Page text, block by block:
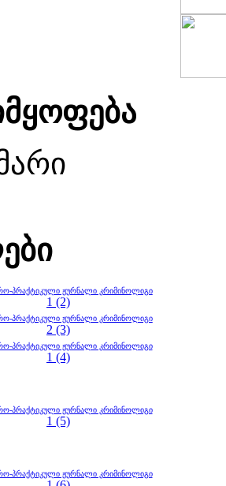
პრაქტიკული ჟურნალი კრიმინოლიგი
1 (2)
პრაქტიკული ჟურნალი კრიმინოლიგი
2 (3)
პრაქტიკული ჟურნალი კრიმინოლიგი
1 (4)
პრაქტიკული ჟურნალი კრიმინოლიგი
1 (5)
პრაქტიკული ჟურნალი კრიმინოლიგი